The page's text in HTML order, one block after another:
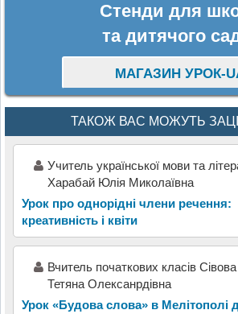
Стенди для
та дитячого
МАГАЗИН УРОК-
ТАКОЖ ВАС МОЖУТЬ
Учитель української мови та
Харабай Юлія Миколаївна
Урок про однорідні члени речення:
креативність і квіти
Вчитель початкових класів Сівова
Тетяна Олексанрдівна
Урок «Будова слова» в Мелітополі